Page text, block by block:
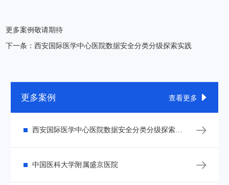
更多案例敬请期待
下一条：西安国际医学中心医院数据安全分类分级探索实践
更多案例 查看更多 
西安国际医学中心医院数据安全分类分级探索实践 
中国医科大学附属盛京医院 